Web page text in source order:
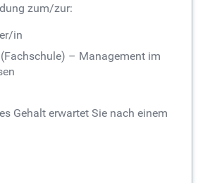
zum/zur:
in
– Management im
Gehalt erwartet Sie nach einem